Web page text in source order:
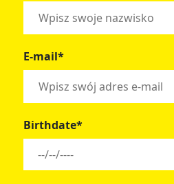
E-mail*
Birthdate*